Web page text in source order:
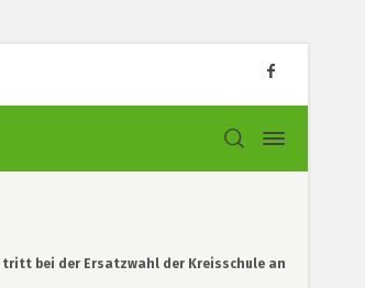
tritt bei der Ersatzwahl der Kreisschule an